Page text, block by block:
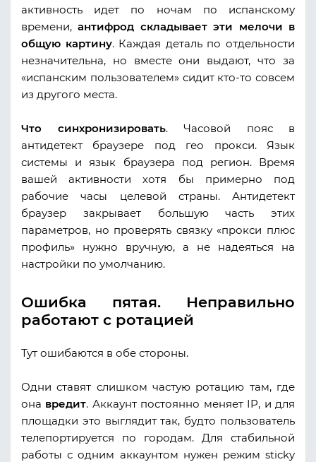
активность идет по ночам по испанскому
времени,антифрод складывает эти мелочи в
общую картину. Каждая деталь по отдельности
незначительна, но вместе они выдают, что за
«испанским пользователем» сидит кто-то совсем
из другого места.
Что синхронизировать. Часовой пояс в
антидетект браузере под гео прокси. Язык
системы и язык браузера под регион. Время
вашей активности хотя бы примерно под
рабочие часы целевой страны. Антидетект
браузер закрывает большую часть этих
параметров, но проверять связку «прокси плюс
профиль» нужно вручную, а не надеяться на
настройки по умолчанию.
Ошибка пятая. Неправильно
работают с ротацией
Тут ошибаются в обе стороны.
Одни ставят слишком частую ротацию там, где
она вредит. Аккаунт постоянно меняет IP, и для
площадки это выглядит так, будто пользователь
телепортируется по городам. Для стабильной
работы с одним аккаунтом нужен режим sticky